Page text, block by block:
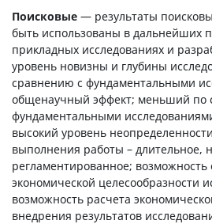
Поисковые — результаты
быть использованы в дальнейших
прикладных исследованиях и
уровень новизны и глубины
сравнению с фундаментальными
общенаучный эффект; меньший по
фундаментальными
высокий уровень
выполнения работы – длительное,
регламентированное; возможность
экономической целесообразности
возможность расчета
внедрения результатов